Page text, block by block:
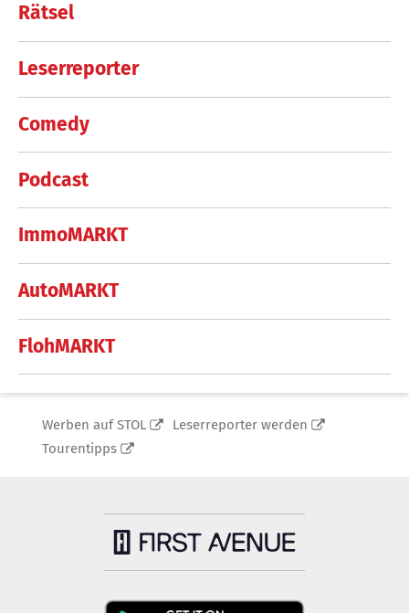
Rätsel
Leserreporter
Comedy
Podcast
ImmoMARKT
AutoMARKT
FlohMARKT
Werben auf STOL
Leserreporter werden
Tourentipps